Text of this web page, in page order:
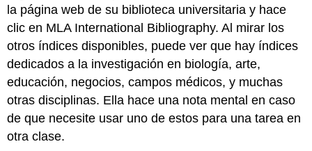
la página web de su biblioteca universitaria y hace
clic en MLA International Bibliography. Al mirar los
otros índices disponibles, puede ver que hay índices
dedicados a la investigación en biología, arte,
educación, negocios, campos médicos, y muchas
otras disciplinas. Ella hace una nota mental en caso
de que necesite usar uno de estos para una tarea en
otra clase.